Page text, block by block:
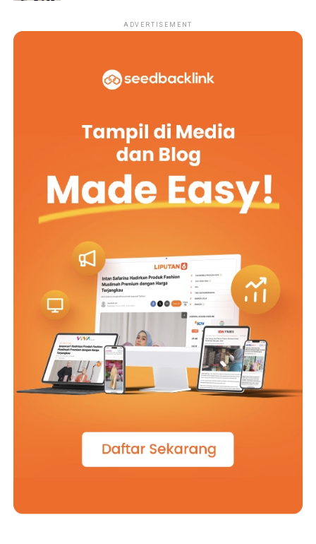
ADVERTISEMENT